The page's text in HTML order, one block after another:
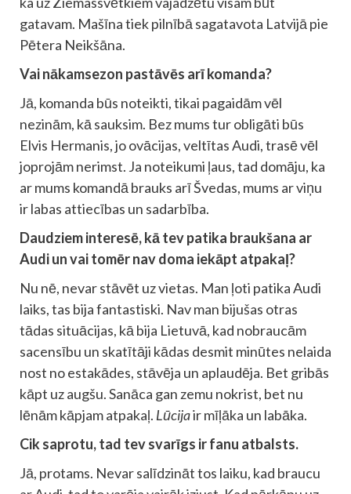
gatavam. Mašīna tiek pilnībā sagatavota Latvijā pie
Pētera Neikšāna.
Vai nākamsezon pastāvēs arī komanda?
Jā, komanda būs noteikti, tikai pagaidām vēl
nezinām, kā sauksim. Bez mums tur obligāti būs
Elvis Hermanis, jo ovācijas, veltītas Audi, trasē vēl
joprojām nerimst. Ja noteikumi ļaus, tad domāju, ka
ar mums komandā brauks arī Švedas, mums ar viņu
ir labas attiecības un sadarbība.
Daudziem interesē, kā tev patika braukšana ar
Audi un vai tomēr nav doma iekāpt atpakaļ?
Nu nē, nevar stāvēt uz vietas. Man ļoti patika Audi
laiks, tas bija fantastiski. Nav man bijušas otras
tādas situācijas, kā bija Lietuvā, kad nobraucām
sacensību un skatītāji kādas desmit minūtes nelaida
nost no estakādes, stāvēja un aplaudēja. Bet gribās
kāpt uz augšu. Sanāca gan zemu nokrist, bet nu
lēnām kāpjam atpakaļ. Lūcijair mīļāka un labāka.
Cik saprotu, tad tev svarīgs ir fanu atbalsts.
Jā, protams. Nevar salīdzināt tos laiku, kad braucu